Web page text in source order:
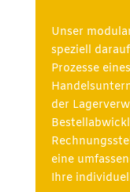
Unser
speziell
Prozesse
der
eine
Ihre